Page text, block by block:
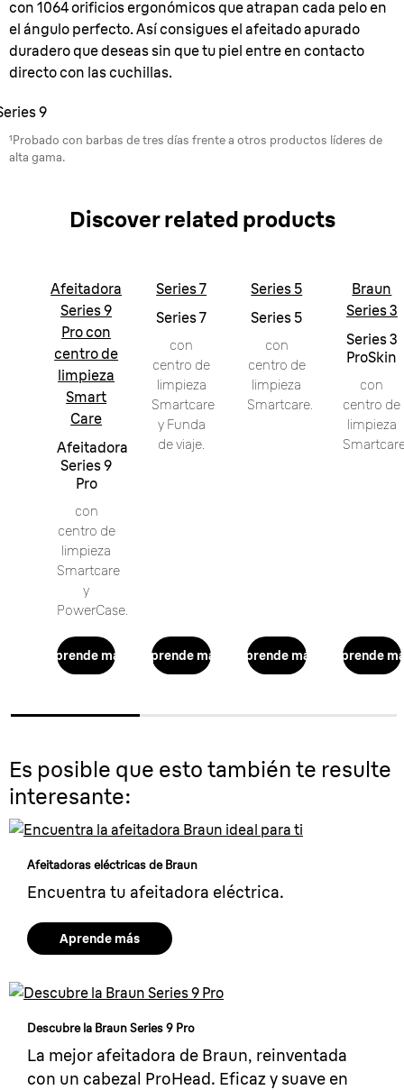
con 1064 orificios ergonómicos que atrapan cada pelo en
el ángulo perfecto. Así consigues el afeitado apurado
duradero que deseas sin que tu piel entre en contacto
directo con las cuchillas.
9
¹Probado con barbas de tres días frente a otros productos líderes de
alta gama.
Discover related products
Afeitadora
Series 9
Pro con
centro de
limpieza
Smart
Care
Afeitadora
Series 9
Pro
con
centro de
limpieza
Smartcare
y
PowerCase.
Aprende más
Series 7
Series 7
con
centro de
limpieza
Smartcare
y Funda
de viaje.
Aprende más
Series 5
Series 5
con
centro de
limpieza
Smartcare.
Aprende más
Braun
Series 3
Series 3
ProSkin
con
centro de
limpieza
Aprende
Es posible que esto también te resulte
interesante:
Afeitadoras eléctricas de Braun
Encuentra tu afeitadora eléctrica.
Aprende más
Descubre la Braun Series 9 Pro
La mejor afeitadora de Braun, reinventada
con un cabezal ProHead. Eficaz y suave en